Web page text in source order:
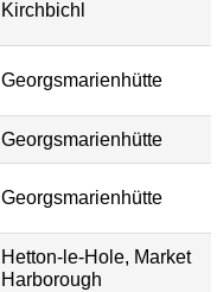
Kirchbichl
Georgsmarienhütte
Georgsmarienhütte
Georgsmarienhütte
Hetton-le-Hole, Market
Harborough